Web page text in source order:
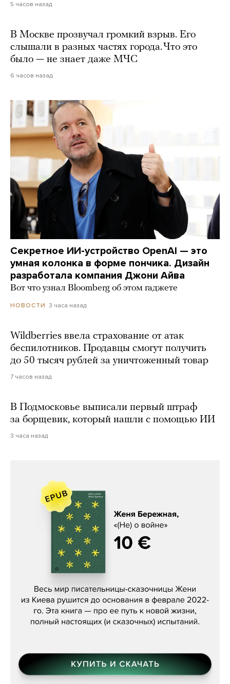
5 часов назад
В Москве прозвучал громкий взрыв. Его
слышали в разных частях города. Что это
было — не знает даже МЧС
6 часов назад
Секретное ИИ-устройство OpenAI — это
умная колонка в форме пончика. Дизайн
разработала компания Джони Айва
Вот что узнал Bloomberg об этом гаджете
НОВОСТИ 3 часа назад
Wildberries ввела страхование от атак
беспилотников. Продавцы смогут получить
до 50 тысяч рублей за уничтоженный товар
7 часов назад
В Подмосковье выписали первый штраф
за борщевик, который нашли с помощью ИИ
3 часа назад
Женя Бережная, «(Не) о войне»